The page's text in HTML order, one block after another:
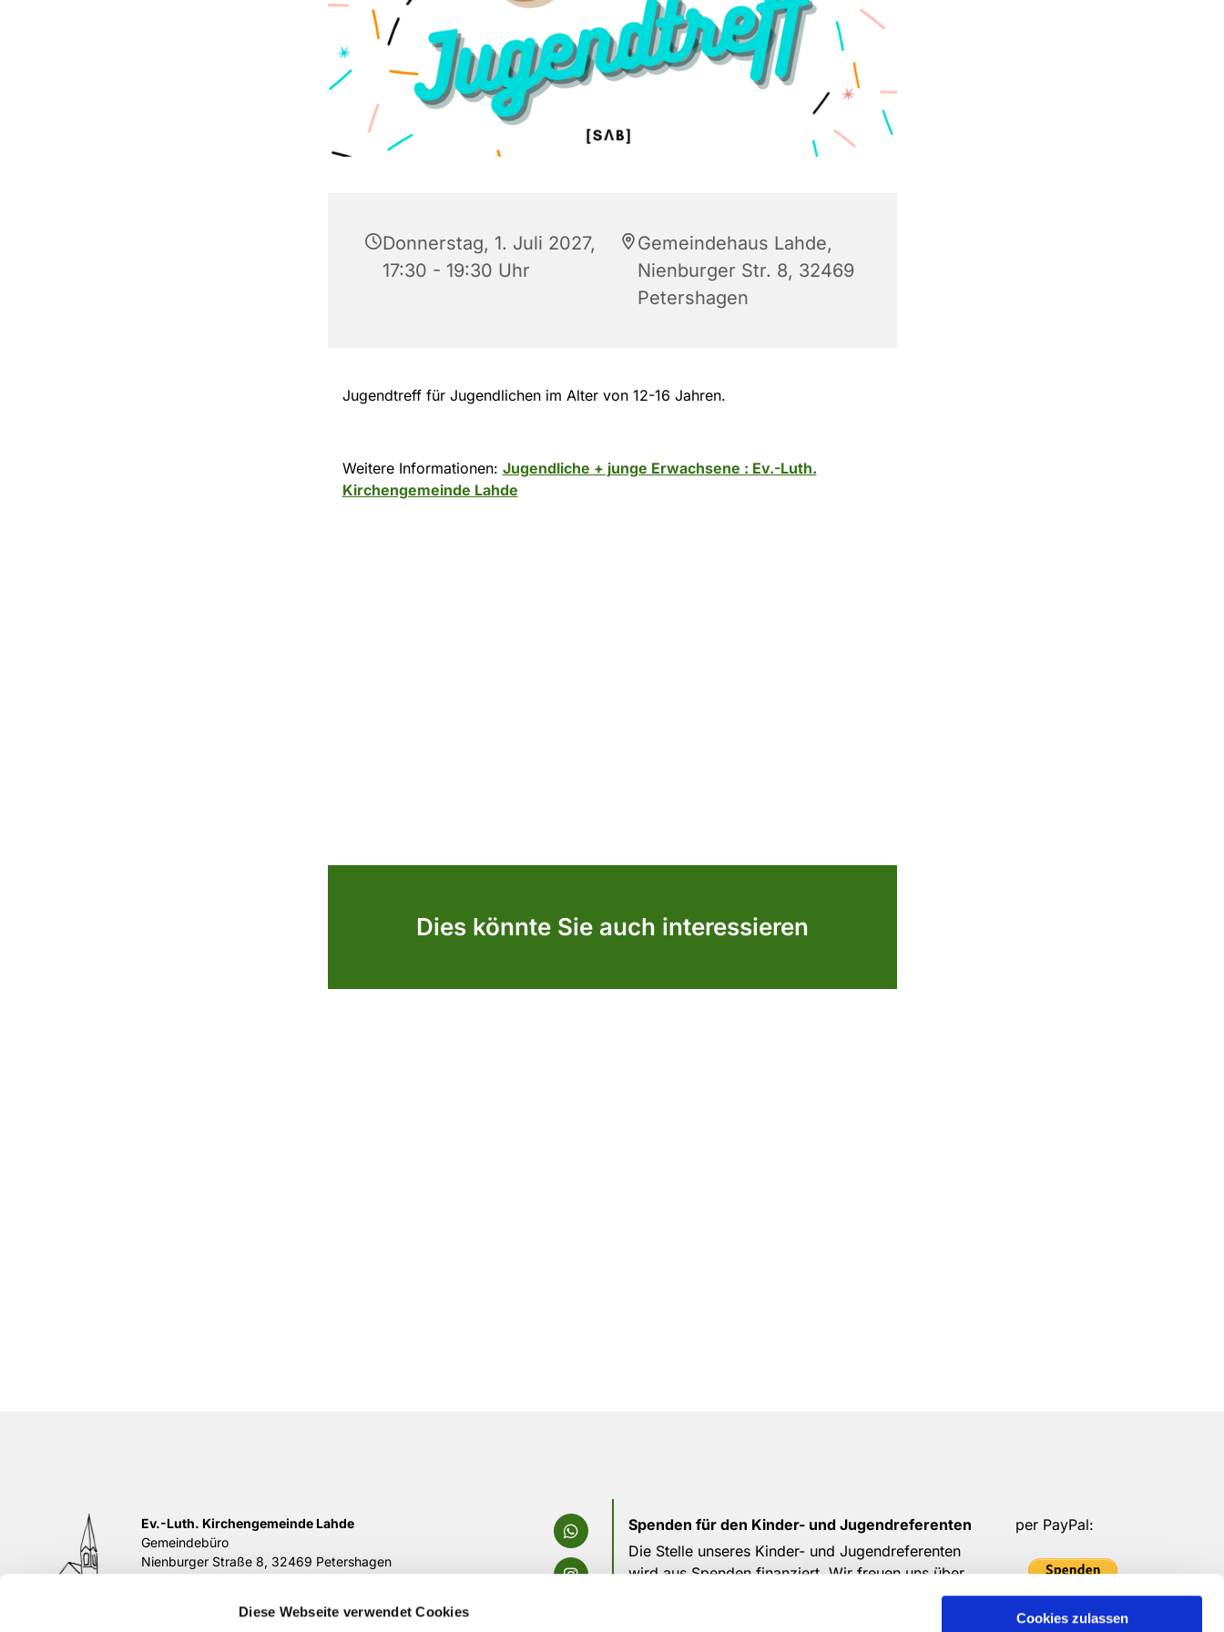
Diese Webseite verwendet Cookies Cookies zulassen
Donnerstag, 1. Juli 2027,
17:30 - 19:30 Uhr
Gemeindehaus Lahde,
Nienburger Str. 8, 32469
Petershagen
Jugendtreff für Jugendlichen im Alter von 12-16 Jahren.
Weitere Informationen: Jugendliche + junge Erwachsene : Ev.-Luth.
Kirchengemeinde Lahde
Dies könnte Sie auch interessieren
Ev.-Luth. Kirchengemeinde Lahde
Gemeindebüro
Nienburger Straße 8, 32469 Petershagen
di 11-12 Uhr, do 17-18 Uhr
Spenden für den Kinder- und Jugendreferenten
Die Stelle unseres Kinder- und Jugendreferenten
wird aus Spenden finanziert. Wir freuen uns über
die tolle Arbeit, die durch eure Spenden möglich ist.
per PayPal: